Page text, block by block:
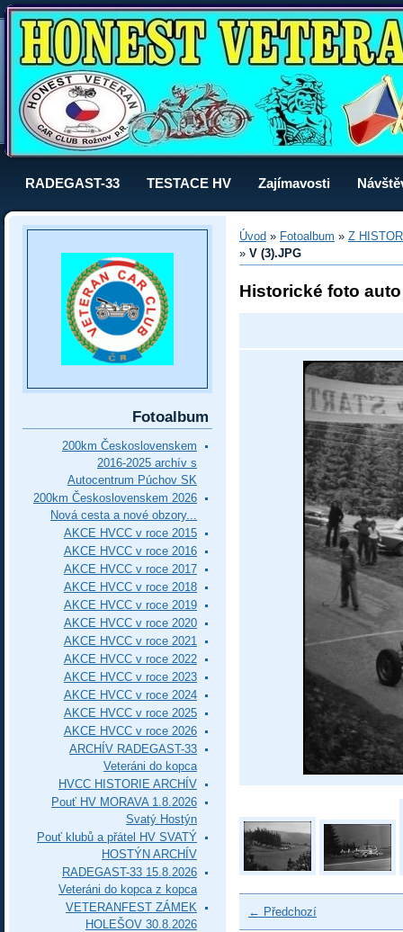
RADEGAST-33 TESTACE HV Zajímavosti
Úvod » Fotoalbum » Z
» V (3).JPG
Historické foto
← Předchozí
Fotoalbum
200km Československem
2016-2025 archív s
Autocentrum Púchov SK
200km Československem 2026
Nová cesta a nové obzory...
AKCE HVCC v roce 2015
AKCE HVCC v roce 2016
AKCE HVCC v roce 2017
AKCE HVCC v roce 2018
AKCE HVCC v roce 2019
AKCE HVCC v roce 2020
AKCE HVCC v roce 2021
AKCE HVCC v roce 2022
AKCE HVCC v roce 2023
AKCE HVCC v roce 2024
AKCE HVCC v roce 2025
AKCE HVCC v roce 2026
ARCHÍV RADEGAST-33
Veteráni do kopca
HVCC HISTORIE ARCHÍV
Pouť HV MORAVA 1.8.2026
Svatý Hostýn
Pouť klubů a přátel HV SVATÝ
HOSTÝN ARCHÍV
RADEGAST-33 15.8.2026
Veteráni do kopca z kopca
VETERANFEST ZÁMEK
HOLEŠOV 30.8.2026